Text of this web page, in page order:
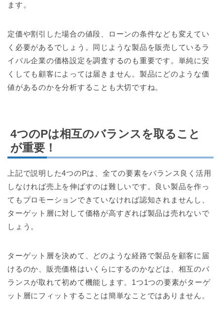
ます。
定価や割引した場合の値段、ローンの条件なども変えてい
く必要があるでしょう。同じような製品を販売しているラ
イバル企業の価格設定を調査するのも重要です。単純に安
くしても顧客によっては届きません。製品にどのような価
値があるのかを分析することも大切ですね。
4つのPは相互のバランスを取ること
が重要！
上記で説明した4つのPは、全ての要素をバランス良く活用
しなければ売上を伸ばすのは難しいです。良い製品を作っ
てもプロモーションできていなければ認知されませんし、
ターゲット層に対して価格が高すぎれば製品は売れないで
しょう。
ターゲット層を決めて、どのような経路で製品を顧客に届
けるのか、販売価格はいくらにするのかなどは、相互のバ
ランスが取れて初めて機能します。1つ1つの要素がターゲ
ット層にフィットすることは簡単なことではありません。